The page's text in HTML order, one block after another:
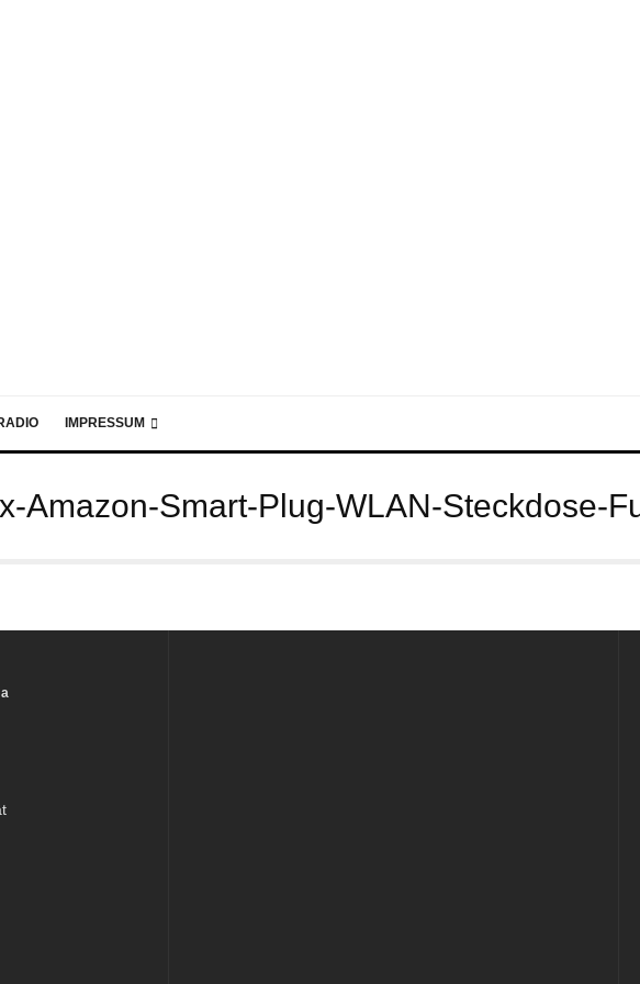
IMPRESSUM
Amazon-Smart-Plug-WLAN-Steckdose-